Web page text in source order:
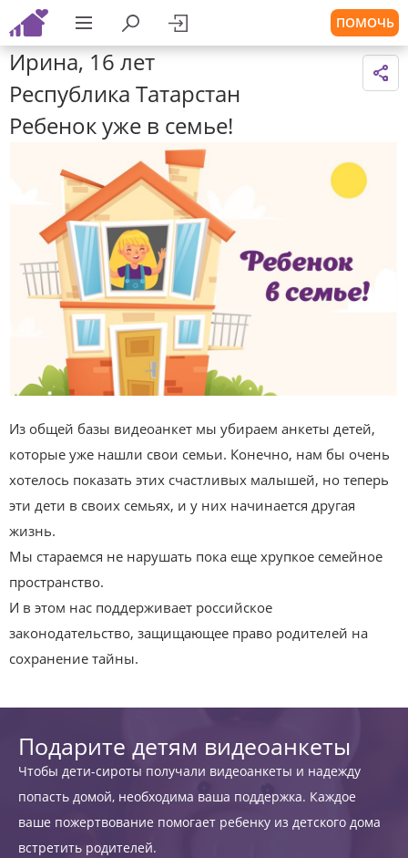
ПОМОЧЬ
Ирина, 16 лет
Республика Татарстан
Ребенок уже в семье!
Из общей базы видеоанкет мы убираем анкеты детей,
которые уже нашли свои семьи. Конечно, нам бы очень
хотелось показать этих счастливых малышей, но теперь
эти дети в своих семьях, и у них начинается другая
жизнь.
Мы стараемся не нарушать пока еще хрупкое семейное
пространство.
И в этом нас поддерживает российское
законодательство, защищающее право родителей на
сохранение тайны.
Подарите детям видеоанкеты
Чтобы дети-сироты получали видеоанкеты и надежду
попасть домой, необходима ваша поддержка. Каждое
ваше пожертвование помогает ребенку из детского дома
встретить родителей.